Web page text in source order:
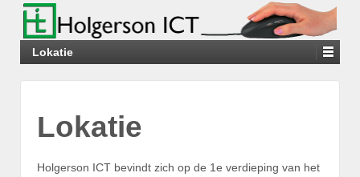
Lokatie
Lokatie
Holgerson ICT bevindt zich op de 1e verdieping van het